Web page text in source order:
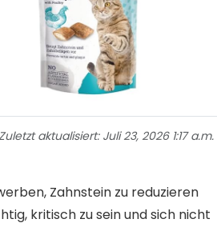
aktualisiert:Juli 23, 2026 1:17 a.m.
Zahnstein zu reduzieren
kritisch zu sein und sich nicht